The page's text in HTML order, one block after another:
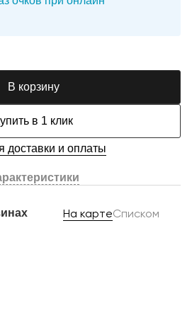
В корзину
в 1 клик
доставки и оплаты
На картеСписком